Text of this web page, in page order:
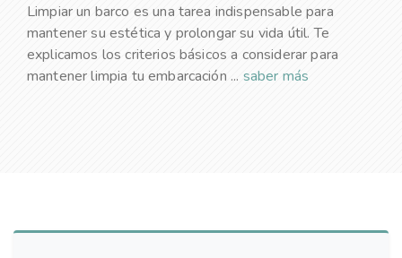
Limpiar un barco es una tarea indispensable para
mantener su estética y prolongar su vida útil. Te
explicamos los criterios básicos a considerar para
mantener limpia tu embarcación ... saber más